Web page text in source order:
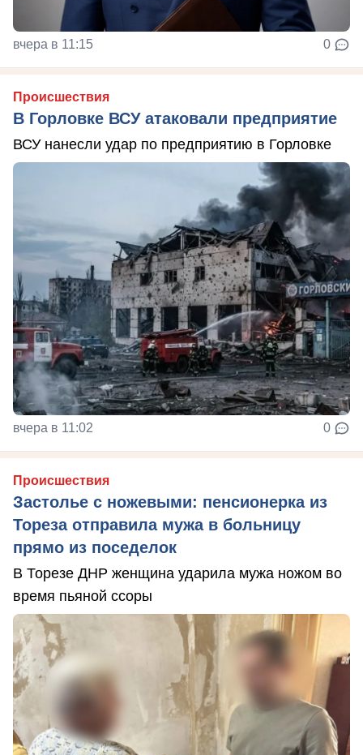
вчера в 11:15 0
Происшествия
В Горловке ВСУ атаковали предприятие
ВСУ нанесли удар по предприятию в Горловке
вчера в 11:02 0
Происшествия
Застолье с ножевыми: пенсионерка из
Тореза отправила мужа в больницу
прямо из поседелок
В Торезе ДНР женщина ударила мужа ножом во
время пьяной ссоры